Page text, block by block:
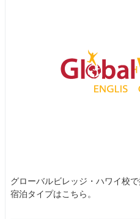
グローバルビレッジ・ハワイ校
宿泊タイプはこちら。